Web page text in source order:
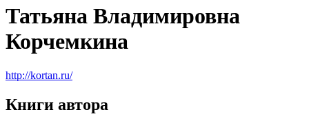
Татьяна Владимировна
Корчемкина
http://kortan.ru/
Книги автора